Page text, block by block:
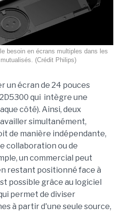
besoin en écrans multiples dans les
(Crédit Philips)
un écran de 24 pouces
qui intègre une
côté). Ainsi, deux
simultanément,
de manière indépendante,
collaboration ou de
un commercial peut
restant positionné face à
possible grâce au logiciel
permet de diviser
à partir d'une seule source,